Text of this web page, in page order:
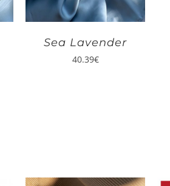
Sea Lavender
40.39€